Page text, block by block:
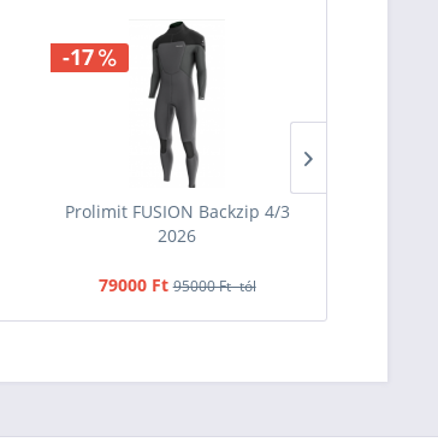
-17
Prolimit FUSION Backzip 4/3
2026
79000 Ft 95000 Ft -tól